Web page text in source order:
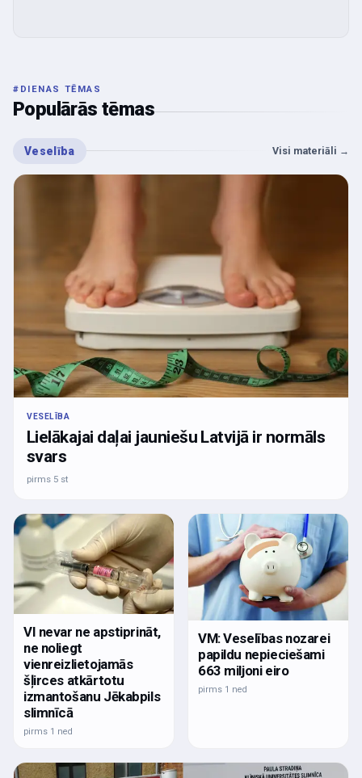
# DIENAS TĒMAS
Populārās tēmas
Veselība Visi materiāli →
VESELĪBA
Lielākajai daļai jauniešu Latvijā ir normāls
svars
pirms 5 st
VI nevar ne apstiprināt,
ne noliegt
vienreizlietojamās
šļirces atkārtotu
izmantošanu Jēkabpils
slimnīcā
pirms 1 ned
VM: Veselības nozarei
papildu nepieciešami
663 miljoni eiro
pirms 1 ned